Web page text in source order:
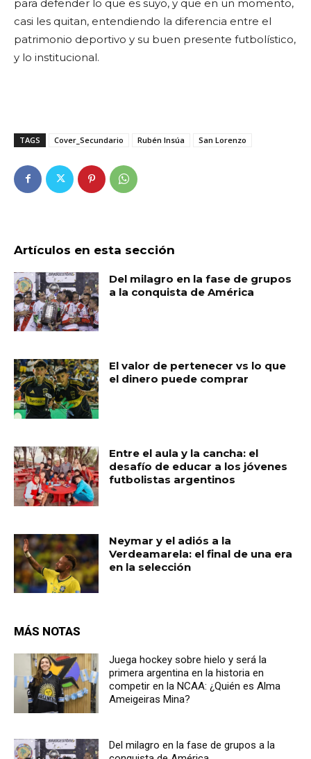
para defender lo que es suyo, y que en un momento,
casi les quitan, entendiendo la diferencia entre el
patrimonio deportivo y su buen presente futbolístico,
y lo institucional.
TAGS Cover_Secundario Rubén Insúa San Lorenzo
Artículos en esta sección
Del milagro en la fase de grupos
a la conquista de América
El valor de pertenecer vs lo que
el dinero puede comprar
Entre el aula y la cancha: el
desafío de educar a los jóvenes
futbolistas argentinos
Neymar y el adiós a la
Verdeamarela: el final de una era
en la selección
MÁS NOTAS
Juega hockey sobre hielo y será la
primera argentina en la historia en
competir en la NCAA: ¿Quién es Alma
Ameigeiras Mina?
Del milagro en la fase de grupos a la